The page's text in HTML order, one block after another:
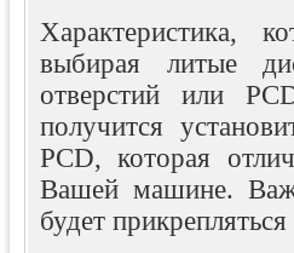
Характеристика,
выбирая литые
отверстий или
получится
PCD, которая
Вашей машине.
будет